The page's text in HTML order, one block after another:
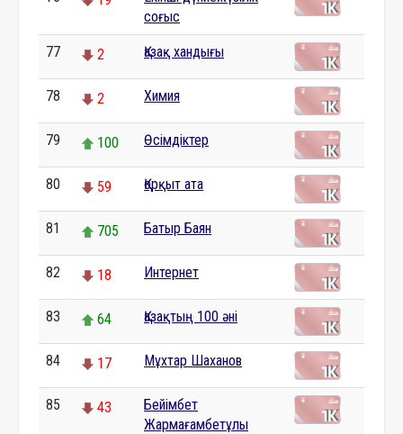
соғыс
77 2 Қазақ хандығы
78 2 Химия
79 100 Өсімдіктер
80 59 Қорқыт ата
81 705 Батыр Баян
82 18 Интернет
83 64 Қазақтың 100 әні
84 17 Мұхтар Шаханов
85 43
Бейімбет
Жармағамбетұлы